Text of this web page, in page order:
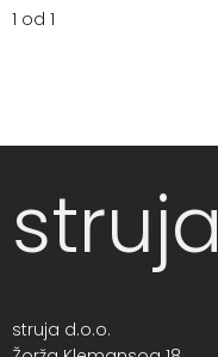
1 od 1
struja
struja d.o.o.